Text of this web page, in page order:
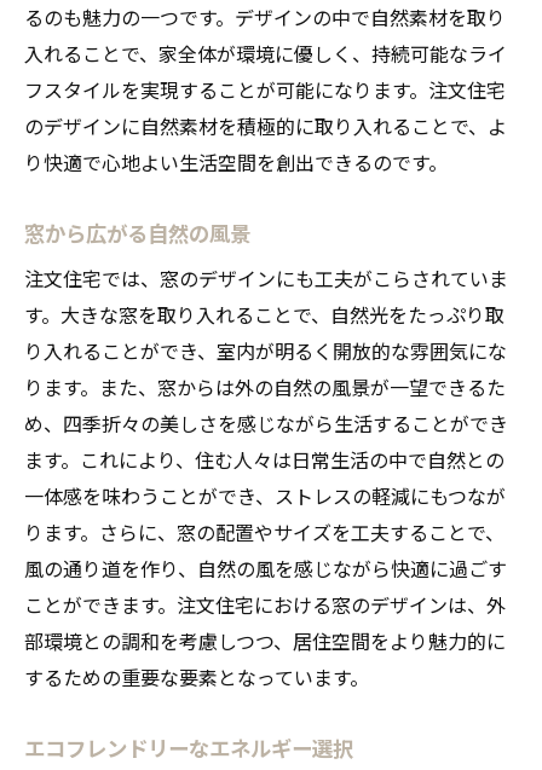
るのも魅力の一つです。デザインの中で自然素材を取り
入れることで、家全体が環境に優しく、持続可能なライ
フスタイルを実現することが可能になります。注文住宅
のデザインに自然素材を積極的に取り入れることで、よ
り快適で心地よい生活空間を創出できるのです。
窓から広がる自然の風景
注文住宅では、窓のデザインにも工夫がこらされていま
す。大きな窓を取り入れることで、自然光をたっぷり取
り入れることができ、室内が明るく開放的な雰囲気にな
ります。また、窓からは外の自然の風景が一望できるた
め、四季折々の美しさを感じながら生活することができ
ます。これにより、住む人々は日常生活の中で自然との
一体感を味わうことができ、ストレスの軽減にもつなが
ります。さらに、窓の配置やサイズを工夫することで、
風の通り道を作り、自然の風を感じながら快適に過ごす
ことができます。注文住宅における窓のデザインは、外
部環境との調和を考慮しつつ、居住空間をより魅力的に
するための重要な要素となっています。
エコフレンドリーなエネルギー選択